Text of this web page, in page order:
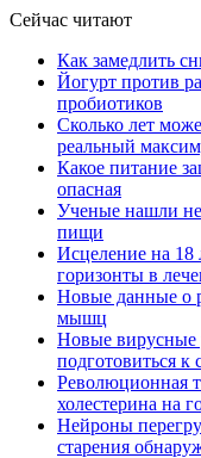
Сейчас читают
Как замедлить
Йогурт против
пробиотиков
Сколько лет
реальный
Какое питание
опасная
Ученые нашли
пищи
Исцеление на 18
горизонты в
Новые данные о
мышц
Новые вирусные
подготовиться
Революционная
холестерина на
Нейроны
старения